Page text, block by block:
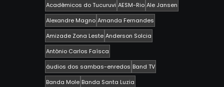
Acadêmicos do Tucuruvi AESM-Rio Ale Jansen
Alexandre Magno Amanda Fernandes
Amizade Zona Leste Anderson Solcia
Antônio Carlos Faísca
áudios dos sambas-enredos Band TV
Banda Mole Banda Santa Luzia